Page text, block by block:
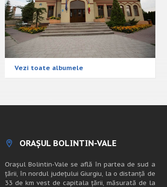
Vezi toate albumele
ORAȘUL BOLINTIN-VALE
Oraşul Bolintin-Vale se află în partea de sud a
ţării, în nordul judeţului Giurgiu, la o distanţă de
33 de km vest de capitala țării, măsurată de la